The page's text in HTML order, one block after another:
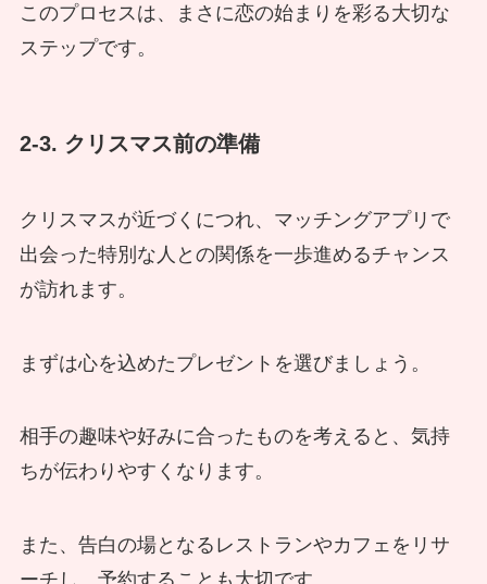
このプロセスは、まさに恋の始まりを彩る大切な
ステップです。
2-3. クリスマス前の準備
クリスマスが近づくにつれ、マッチングアプリで
出会った特別な人との関係を一歩進めるチャンス
が訪れます。
まずは心を込めたプレゼントを選びましょう。
相手の趣味や好みに合ったものを考えると、気持
ちが伝わりやすくなります。
また、告白の場となるレストランやカフェをリサ